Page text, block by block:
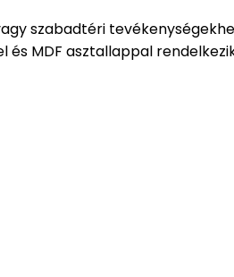
szabadtéri
és MDF asztallappal